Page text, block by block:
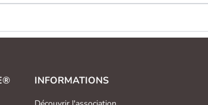
INFORMATIONS